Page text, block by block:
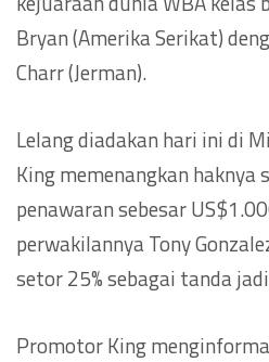
Bryan (Amerika Serikat)
Charr (Jerman).
Lelang diadakan hari ini di
King memenangkan haknya
penawaran sebesar
perwakilannya Tony
setor 25% sebagai tanda
Promotor King